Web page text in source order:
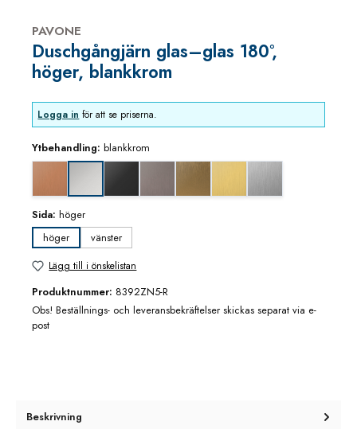
PAVONE
Duschgångjärn glas–glas 180°,
höger, blankkrom
Logga in för att se priserna.
Ytbehandling: blankkrom
djupsvart mattgrafitmetall utseende (borstad)
Sida: höger
höger
vänster
Lägg till i önskelistan
Produktnummer: 8392ZN5-R
Obs! Beställnings- och leveransbekräftelser skickas separat via e-
post
Beskrivning